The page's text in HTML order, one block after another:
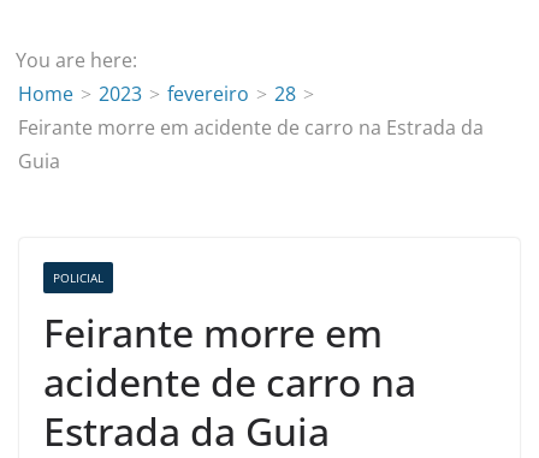
You are here:
Home
2023 fevereiro
28
Feirante morre em acidente de carro na Estrada da
Guia
POLICIAL
Feirante morre em
acidente de carro na
Estrada da Guia